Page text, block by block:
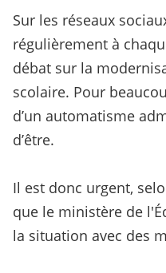
Sur les réseaux
régulièrement à
débat sur la
scolaire. Pour
d’un automatisme
d’être.
Il est donc urgent,
que le ministère de
la situation avec des